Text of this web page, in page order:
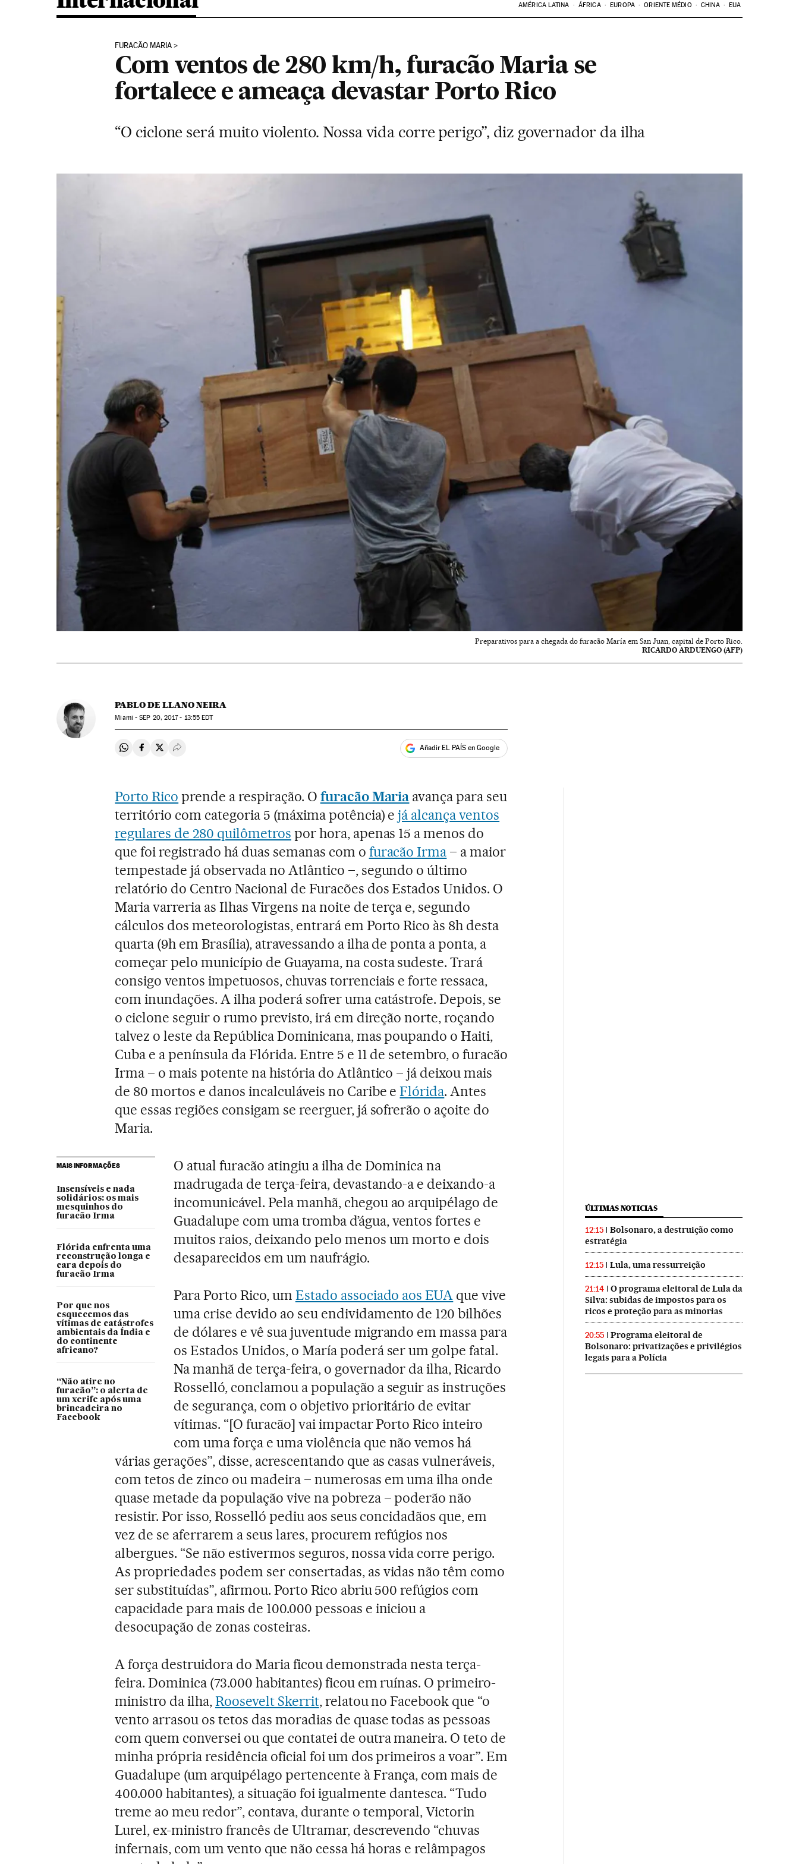
AMÉRICA LATINA ÁFRICA EUROPA ORIENTE MÉDIO CHINA EUA
FURACÃO MARIA
Com ventos de 280 km/h, furacão Maria se
fortalece e ameaça devastar Porto Rico
“O ciclone será muito violento. Nossa vida corre perigo”, diz governador da ilha
Preparativos para a chegada do furacão María em San Juan, capital de Porto Rico.
RICARDO ARDUENGO (AFP)
PABLO DE LLANO NEIRA
Miami -SEP 20, 2017 - 13:55 EDT
Compartir en Whatsapp
Compartir en Facebook
Compartir en Twitter
Desplegar Redes Sociales Añadir EL PAÍS en Google
Porto Rico prende a respiração. O furacão Maria avança para seu
território com categoria 5 (máxima potência) ejá alcança ventos
regulares de 280 quilômetros por hora, apenas 15 a menos do
que foi registrado há duas semanas com o furacão Irma – a maior
tempestade já observada no Atlântico –, segundo o último
relatório do Centro Nacional de Furacões dos Estados Unidos. O
Maria varreria as Ilhas Virgens na noite de terça e, segundo
cálculos dos meteorologistas, entrará em Porto Rico às 8h desta
quarta (9h em Brasília), atravessando a ilha de ponta a ponta, a
começar pelo município de Guayama, na costa sudeste. Trará
consigo ventos impetuosos, chuvas torrenciais e forte ressaca,
com inundações. A ilha poderá sofrer uma catástrofe. Depois, se
o ciclone seguir o rumo previsto, irá em direção norte, roçando
talvez o leste da República Dominicana, mas poupando o Haiti,
Cuba e a península da Flórida. Entre 5 e 11 de setembro, o furacão
Irma – o mais potente na história do Atlântico – já deixou mais
de 80 mortos e danos incalculáveis no Caribe eFlórida. Antes
que essas regiões consigam se reerguer, já sofrerão o açoite do
Maria.
MAIS INFORMAÇÕES
Insensíveis e nada
solidários: os mais
mesquinhos do
furacão Irma
Flórida enfrenta uma
reconstrução longa e
cara depois do
furacão Irma
Por que nos
esquecemos das
vítimas de catástrofes
ambientais da Índia e
do continente
africano?
“Não atire no
furacão”: o alerta de
um xerife após uma
brincadeira no
Facebook
O atual furacão atingiu a ilha de Dominica na
madrugada de terça-feira, devastando-a e deixando-a
incomunicável. Pela manhã, chegou ao arquipélago de
Guadalupe com uma tromba d’água, ventos fortes e
muitos raios, deixando pelo menos um morto e dois
desaparecidos em um naufrágio.
Para Porto Rico, um Estado associado aos EUA que vive
uma crise devido ao seu endividamento de 120 bilhões
de dólares e vê sua juventude migrando em massa para
os Estados Unidos, o María poderá ser um golpe fatal.
Na manhã de terça-feira, o governador da ilha, Ricardo
Rosselló, conclamou a população a seguir as instruções
de segurança, com o objetivo prioritário de evitar
vítimas. “[O furacão] vai impactar Porto Rico inteiro
com uma força e uma violência que não vemos há
várias gerações”, disse, acrescentando que as casas vulneráveis,
com tetos de zinco ou madeira – numerosas em uma ilha onde
quase metade da população vive na pobreza – poderão não
resistir. Por isso, Rosselló pediu aos seus concidadãos que, em
vez de se aferrarem a seus lares, procurem refúgios nos
albergues. “Se não estivermos seguros, nossa vida corre perigo.
As propriedades podem ser consertadas, as vidas não têm como
ser substituídas”, afirmou. Porto Rico abriu 500 refúgios com
capacidade para mais de 100.000 pessoas e iniciou a
desocupação de zonas costeiras.
A força destruidora do Maria ficou demonstrada nesta terça-
feira. Dominica (73.000 habitantes) ficou em ruínas. O primeiro-
ministro da ilha,Roosevelt Skerrit, relatou no Facebook que “o
vento arrasou os tetos das moradias de quase todas as pessoas
com quem conversei ou que contatei de outra maneira. O teto de
minha própria residência oficial foi um dos primeiros a voar”. Em
Guadalupe (um arquipélago pertencente à França, com mais de
400.000 habitantes), a situação foi igualmente dantesca. “Tudo
treme ao meu redor”, contava, durante o temporal, Victorin
Lurel, ex-ministro francês de Ultramar, descrevendo “chuvas
infernais, com um vento que não cessa há horas e relâmpagos
ÚLTIMAS NOTICIAS
12:15
Bolsonaro, a destruição como
estratégia
12:15 Lula, uma ressurreição
21:14
O programa eleitoral de Lula da
Silva: subidas de impostos para os
ricos e proteção para as minorias
20:55
Programa eleitoral de
Bolsonaro: privatizações e privilégios
legais para a Polícia